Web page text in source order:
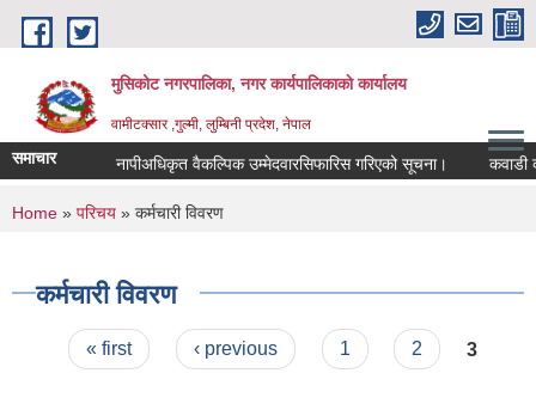
Skip to main content
मुसिकोट नगरपालिका, नगर कार्यपालिकाकाे कार्यालय
वामीटक्सार ,गुल्मी, लुम्बिनी प्रदेश, नेपाल
समाचार नापीअधिकृत वैकल्पिक उम्मेदवारसिफारिस गरिएको सूचना। कवाडी
You are here
Home » परिचय » कर्मचारी विवरण
कर्मचारी विवरण
Pages
« first ‹ previous 1 2 3